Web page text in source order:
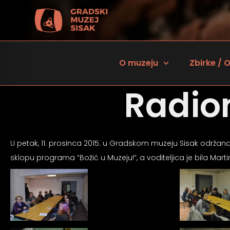
O muzeju Zbirke /
U petak, 11. prosinca 2015. u Gradskom muzeju Sisak
sklopu programa “Božić u Muzeju!”, a voditeljica je bila
za osobe sa oštećenjem vida